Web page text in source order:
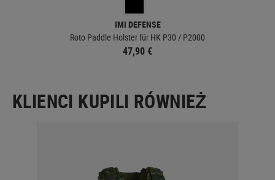
IMI DEFENSE
Roto Paddle Holster für HK P30 / P2000
47,90 €
KLIENCI KUPILI RÓWNIEŻ